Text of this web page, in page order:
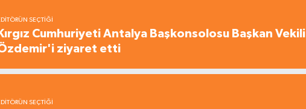
SEÇTIĞI
Kırgız Cumhuriyeti Antalya Başkonsolosu Başkan Vekili
ziyaret etti
SEÇTIĞI